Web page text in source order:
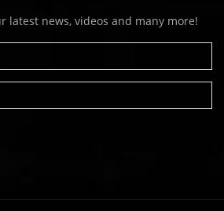
latest news, videos and many more!